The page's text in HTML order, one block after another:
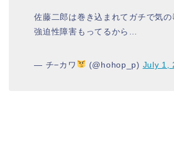
佐藤二郎は巻き込まれてガチで気の
強迫性障害もってるから…
— チ−カワ (@hohop_p) July 1,